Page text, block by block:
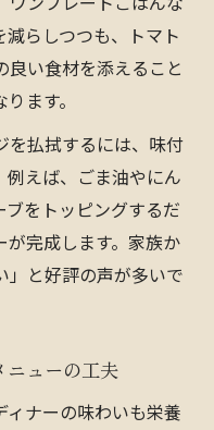
らしつつも、トマト
い食材を添えること
ます。
を払拭するには、味付
例えば、ごま油やにん
をトッピングするだ
が完成します。家族か
」と好評の声が多いで
ニューの工夫
ナーの味わいも栄養